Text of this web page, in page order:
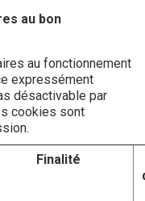
au bon
au fonctionnement
expressément
désactivable par
cookies sont
Finalité